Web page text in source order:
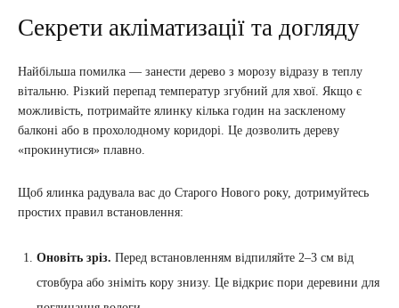
Секрети акліматизації та догляду
Найбільша помилка — занести дерево з морозу відразу в теплу
вітальню. Різкий перепад температур згубний для хвої. Якщо є
можливість, потримайте ялинку кілька годин на заскленому
балконі або в прохолодному коридорі. Це дозволить дереву
«прокинутися» плавно.
Щоб ялинка радувала вас до Старого Нового року, дотримуйтесь
простих правил встановлення:
Оновіть зріз. Перед встановленням відпиляйте 2–3 см від
стовбура або зніміть кору знизу. Це відкриє пори деревини для